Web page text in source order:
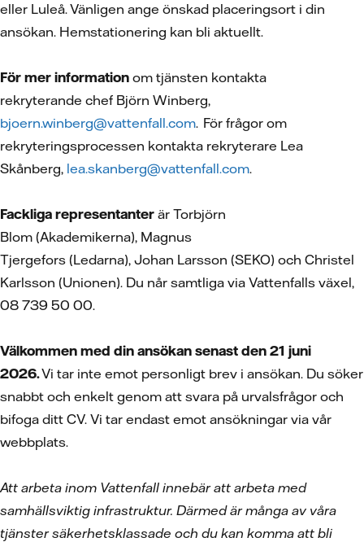
eller Luleå. Vänligen ange önskad placeringsort i din
ansökan. Hemstationering kan bli aktuellt.
För mer information om tjänsten kontakta
rekryterande chef Björn Winberg,
bjoern.winberg@vattenfall.com. För frågor om
rekryteringsprocessen kontakta rekryterare Lea
Skånberg, lea.skanberg@vattenfall.com.
Fackliga representanter är Torbjörn
Blom (Akademikerna), Magnus
Tjergefors (Ledarna), Johan Larsson (SEKO) och Christel
Karlsson (Unionen). Du når samtliga via Vattenfalls växel,
08 739 50 00.
Välkommen med din ansökan senast den 21 juni
2026.Vi tar inte emot personligt brev i ansökan. Du söker
snabbt och enkelt genom att svara på urvalsfrågor och
bifoga ditt CV. Vi tar endast emot ansökningar via vår
webbplats.
Att arbeta inom Vattenfall innebär att arbeta med
samhällsviktig infrastruktur. Därmed är många av våra
tjänster säkerhetsklassade och du kan komma att bli